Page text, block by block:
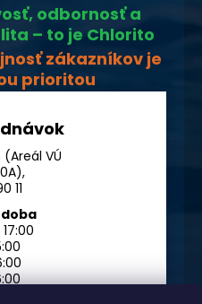
odbornosť a
– to je Chlorito
zákazníkov je
prioritou
VÚ
11